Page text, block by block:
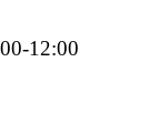
12:00